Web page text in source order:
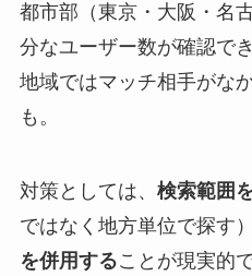
都市部（東京・大阪・名
分なユーザー数が確認で
地域ではマッチ相手がな
も。
対策としては、 検索範囲
ではなく地方単位で探す
を併用することが現実的で